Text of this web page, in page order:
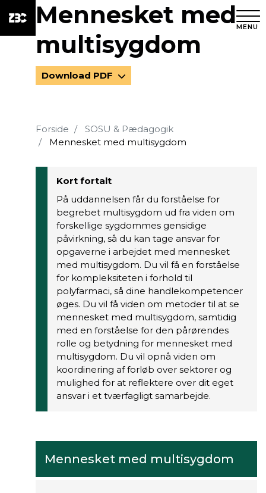
MENU
Mennesket med
multisygdom
Download PDF
Forside
SOSU & Pædagogik
Mennesket med multisygdom
Kort fortalt
På uddannelsen får du forståelse for
begrebet multisygdom ud fra viden om
forskellige sygdommes gensidige
påvirkning, så du kan tage ansvar for
opgaverne i arbejdet med mennesket
med multisygdom. Du vil få en forståelse
for kompleksiteten i forhold til
polyfarmaci, så dine handlekompetencer
øges. Du vil få viden om metoder til at se
mennesket med multisygdom, samtidig
med en forståelse for den pårørendes
rolle og betydning for mennesket med
multisygdom. Du vil opnå viden om
koordinering af forløb over sektorer og
mulighed for at reflektere over dit eget
ansvar i et tværfagligt samarbejde.
Mennesket med multisygdom